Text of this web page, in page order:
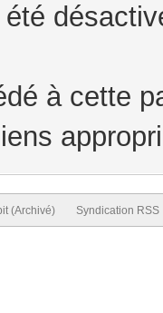
à cette
(Archivé) Syndication RSS